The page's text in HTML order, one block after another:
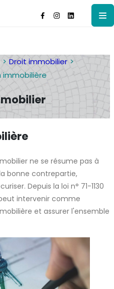
Droit immobilier
immobilière
ne se résume pas à
bonne contrepartie,
Depuis la loi n° 71-1130
intervenir comme
et assurer l'ensemble